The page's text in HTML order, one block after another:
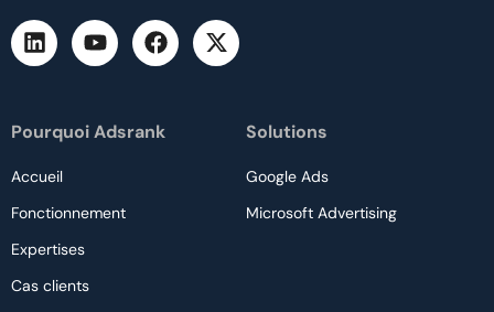
Pourquoi Adsrank
Accueil
Fonctionnement
Expertises
Cas clients
Solutions
Google Ads
Microsoft Advertising